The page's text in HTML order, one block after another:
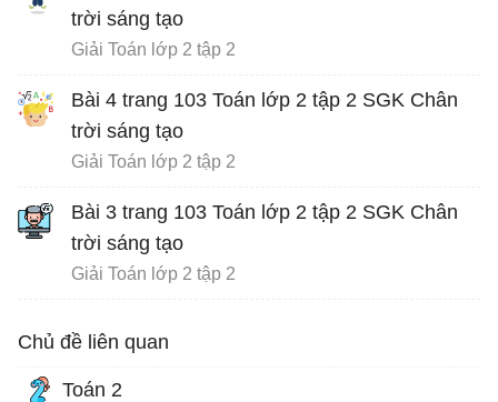
trời sáng tạo
Giải Toán lớp 2 tập 2
Bài 4 trang 103 Toán lớp 2 tập 2 SGK Chân
trời sáng tạo
Giải Toán lớp 2 tập 2
Bài 3 trang 103 Toán lớp 2 tập 2 SGK Chân
trời sáng tạo
Giải Toán lớp 2 tập 2
Chủ đề liên quan
Toán 2